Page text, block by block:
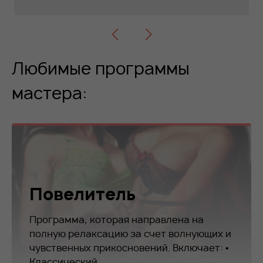
Любимые программы
мастера:
Повелитель
Программа, которая направлена на
полную релаксацию за счет волнующих и
чувственных прикосновений. Включает: •